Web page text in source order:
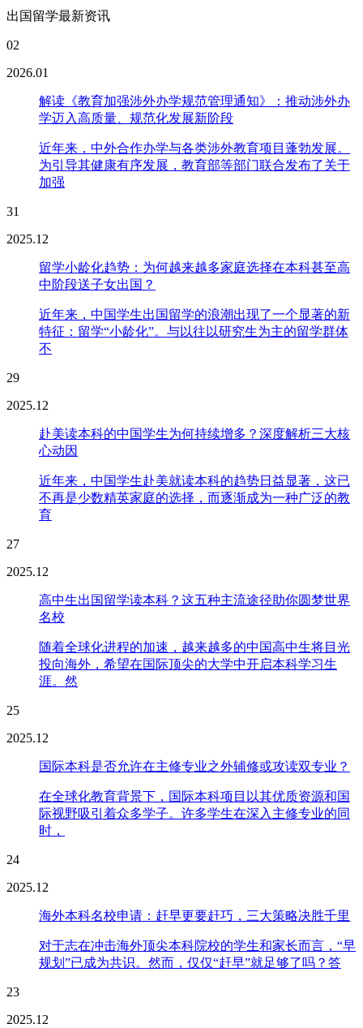
出国留学最新资讯
02
2026.01
解读《教育加强涉外办学规范管理通知》：推动涉外办
学迈入高质量、规范化发展新阶段
近年来，中外合作办学与各类涉外教育项目蓬勃发展。
为引导其健康有序发展，教育部等部门联合发布了关于
加强
31
2025.12
留学小龄化趋势：为何越来越多家庭选择在本科甚至高
中阶段送子女出国？
近年来，中国学生出国留学的浪潮出现了一个显著的新
特征：留学“小龄化”。与以往以研究生为主的留学群体
不
29
2025.12
赴美读本科的中国学生为何持续增多？深度解析三大核
心动因
近年来，中国学生赴美就读本科的趋势日益显著，这已
不再是少数精英家庭的选择，而逐渐成为一种广泛的教
育
27
2025.12
高中生出国留学读本科？这五种主流途径助你圆梦世界
名校
随着全球化进程的加速，越来越多的中国高中生将目光
投向海外，希望在国际顶尖的大学中开启本科学习生
涯。然
25
2025.12
国际本科是否允许在主修专业之外辅修或攻读双专业？
在全球化教育背景下，国际本科项目以其优质资源和国
际视野吸引着众多学子。许多学生在深入主修专业的同
时，
24
2025.12
海外本科名校申请：赶早更要赶巧，三大策略决胜千里
对于志在冲击海外顶尖本科院校的学生和家长而言，“早
规划”已成为共识。然而，仅仅“赶早”就足够了吗？答
23
2025.12